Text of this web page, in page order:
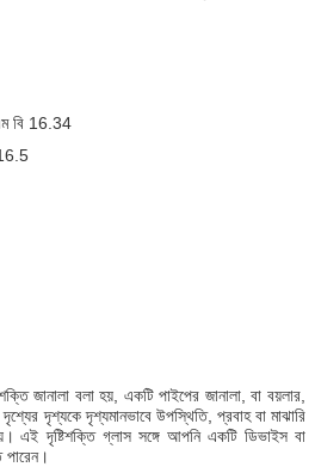
বি 16.34
জানালা বলা হয়, একটি পাইপের জানালা, বা বয়লার,
দৃশ্যকে দৃশ্যমানভাবে উপস্থিতি, প্রবাহ বা মাঝারি
এই দৃষ্টিশক্তি গ্লাস সঙ্গে আপনি একটি ডিভাইস বা
পারেন।